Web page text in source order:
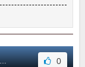
0